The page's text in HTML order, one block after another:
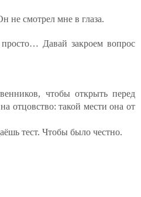
не смотрел мне в глаза.
Давай закроем вопрос
чтобы открыть перед
отцовство: такой мести она от
тест. Чтобы было честно.